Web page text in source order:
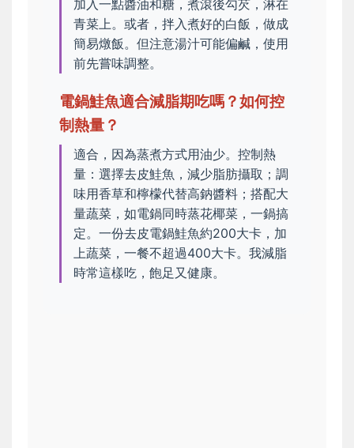
加入一點醬油和糖，煮滾後勾芡，淋在
青菜上。或者，拌入煮好的白飯，做成
簡易燉飯。但注意湯汁可能偏鹹，使用
前先嘗味調整。
電鍋鮭魚適合減脂期吃嗎？如何控
制熱量？
適合，因為蒸煮方式用油少。控制熱
量：選擇去皮鮭魚，減少脂肪攝取；調
味用香草和檸檬代替高鈉醬料；搭配大
量蔬菜，如電鍋同時蒸花椰菜，一鍋搞
定。一份去皮電鍋鮭魚約200大卡，加
上蔬菜，一餐不超過400大卡。我減脂
時常這樣吃，飽足又健康。